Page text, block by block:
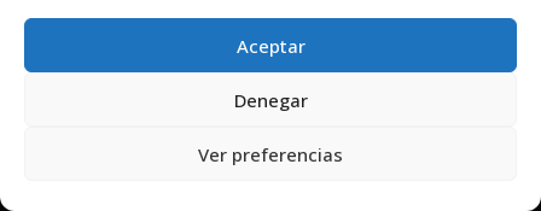
Aceptar
Denegar
Ver preferencias